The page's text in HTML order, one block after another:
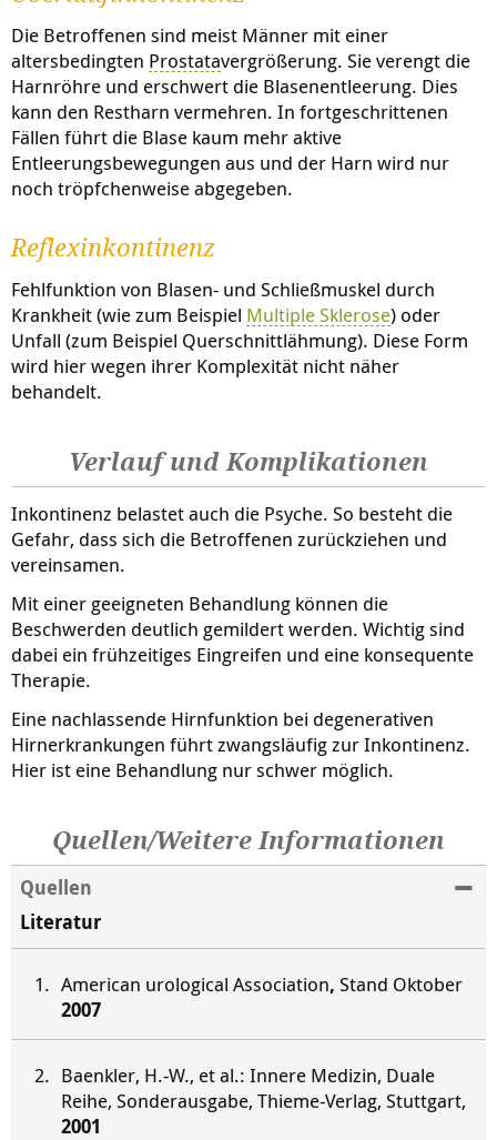
Die Betroffenen sind meist Männer mit einer
altersbedingten Prostatavergrößerung. Sie verengt die
Harnröhre und erschwert die Blasenentleerung. Dies
kann den Restharn vermehren. In fortgeschrittenen
Fällen führt die Blase kaum mehr aktive
Entleerungsbewegungen aus und der Harn wird nur
noch tröpfchenweise abgegeben.
Reflexinkontinenz
Fehlfunktion von Blasen- und Schließmuskel durch
Krankheit (wie zum Beispiel Multiple Sklerose) oder
Unfall (zum Beispiel Querschnittlähmung). Diese Form
wird hier wegen ihrer Komplexität nicht näher
behandelt.
Verlauf und Komplikationen
Inkontinenz belastet auch die Psyche. So besteht die
Gefahr, dass sich die Betroffenen zurückziehen und
vereinsamen.
Mit einer geeigneten Behandlung können die
Beschwerden deutlich gemildert werden. Wichtig sind
dabei ein frühzeitiges Eingreifen und eine konsequente
Therapie.
Eine nachlassende Hirnfunktion bei degenerativen
Hirnerkrankungen führt zwangsläufig zur Inkontinenz.
Hier ist eine Behandlung nur schwer möglich.
Quellen/Weitere Informationen
Quellen
Literatur
American urological Association, Stand Oktober
2007
Baenkler, H.-W., et al.: Innere Medizin, Duale
Reihe, Sonderausgabe, Thieme-Verlag, Stuttgart,
2001